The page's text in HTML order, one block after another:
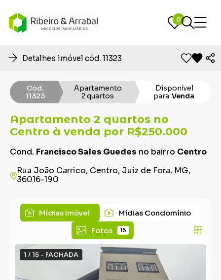
0
0
Detalhes imóvel cód. 11323
Cód.
11323
Apartamento
2 quartos
Disponível
para Venda
Apartamento 2 quartos no
Centro à venda por R$250.000
Cond. Francisco Sales Guedes no bairro Centro
Rua João Carrico, Centro, Juiz de Fora, MG,
36016-190
Mídias Imóvel
Mídias Condomínio
Fotos
15
1 / 15 - FACHADA